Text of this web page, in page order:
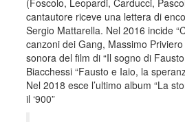
cantautore riceve una lettera di
Sergio Mattarella. Nel 2016 incide
canzoni dei Gang, Massimo
sonora del film di “Il sogno di
Biacchessi “Fausto e Iaio, la
Nel 2018 esce l’ultimo album “La
il ‘900”